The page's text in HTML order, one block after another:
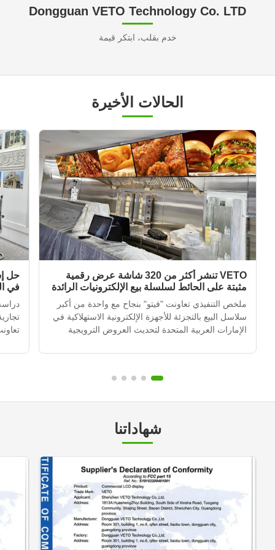
Dongguan VETO Technology Co. LTD
خدم بقلب، ابتكر قيمة
الحالات الأخيرة
VETO تنشر أكثر من 320 شاشة عرض رقمية
مثبتة على الحائط لسلسلة بيع الإلكترونيات الرائدة
في الإمارات العربية المتحدة
ملخص التنفيذي تعاونت "فيتو" بنجاح مع واحدة من أكبر
سلاسل البيع بالتجزئة للأجهزة الإلكترونية الاستهلاكية في
الإمارات العربية المتحدة لتحديث العروض الترويجية
نشر أكثر من 320 وحدة إشارة رقمية مثبتة على الجدار
حل
في
شهاداتنا